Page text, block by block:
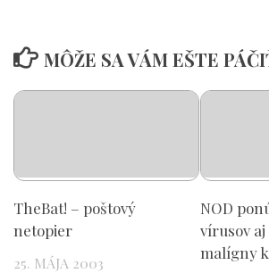
MÔŽE SA VÁM EŠTE
TheBat! – poštový
netopier
25. MÁJA 2003
NOD
vírusov
malígny